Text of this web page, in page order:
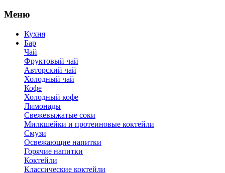
Меню
Кухня
Бар
Чай
Фруктовый чай
Авторский чай
Холодный чай
Кофе
Холодный кофе
Лимонады
Свежевыжатые соки
Милкшейки и протеиновые коктейли
Смузи
Освежающие напитки
Горячие напитки
Коктейли
Классические коктейли